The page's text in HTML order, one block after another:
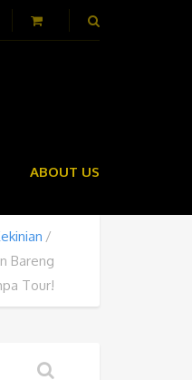
ABOUT US
Bareng
Tour!